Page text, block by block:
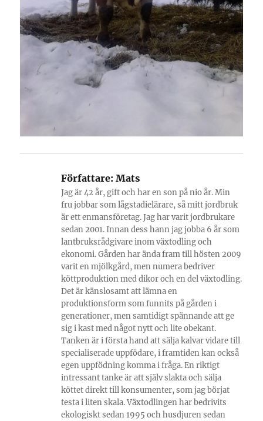
Författare: Mats
Jag är 42 år, gift och har en son på nio år. Min
fru jobbar som lågstadielärare, så mitt jordbruk
är ett enmansföretag. Jag har varit jordbrukare
sedan 2001. Innan dess hann jag jobba 6 år som
lantbruksrådgivare inom växtodling och
ekonomi. Gården har ända fram till hösten 2009
varit en mjölkgård, men numera bedriver
köttproduktion med dikor och en del växtodling.
Det är känslosamt att lämna en
produktionsform som funnits på gården i
generationer, men samtidigt spännande att ge
sig i kast med något nytt och lite obekant.
Tanken är i första hand att sälja kalvar vidare till
specialiserade uppfödare, i framtiden kan också
egen uppfödning komma i fråga. En riktigt
intressant tanke är att själv slakta och sälja
köttet direkt till konsumenter, som jag börjat
testa i liten skala. Växtodlingen har bedrivits
ekologiskt sedan 1995 och husdjuren sedan